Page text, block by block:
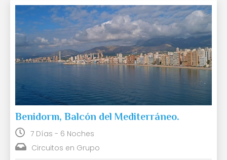
Benidorm, Balcón del Mediterráneo.
7 Días - 6 Noches
Circuitos en Grupo